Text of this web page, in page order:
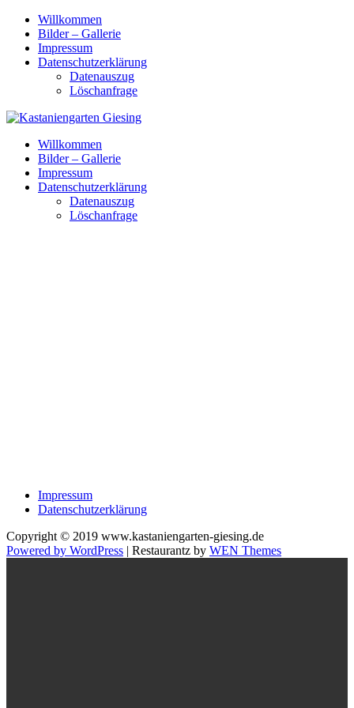
Skip
content
Willkommen
Bilder – Gallerie
Impressum
Datenschutzerklärung
Datenauszug
Löschanfrage
Willkommen
Bilder – Gallerie
Impressum
Datenschutzerklärung
Datenauszug
Löschanfrage
Impressum
Datenschutzerklärung
Copyright © 2019 www.kastaniengarten-giesing.de
Powered by WordPress | Restaurantz by WEN Themes